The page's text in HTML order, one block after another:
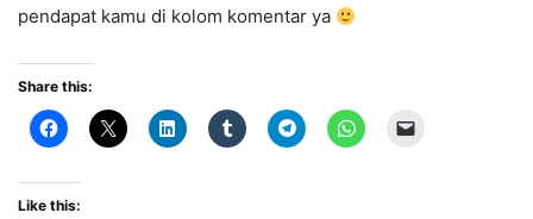
pendapat kamu di kolom komentar ya
Share this:
Like this: